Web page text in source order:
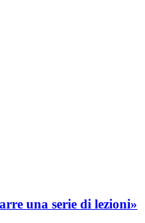
una serie di lezioni»